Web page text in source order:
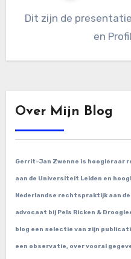
Dit zijn de presentaties voor morgen: ePrivacy
en
Over Mijn Blog
Gerrit-Jan Zwenne is hoogleraar
aan de Universiteit Leiden en
Nederlandse rechtspraktijk aan
advocaat bij Pels Ricken &
blog een selectie van zijn
een observatie, over vooral